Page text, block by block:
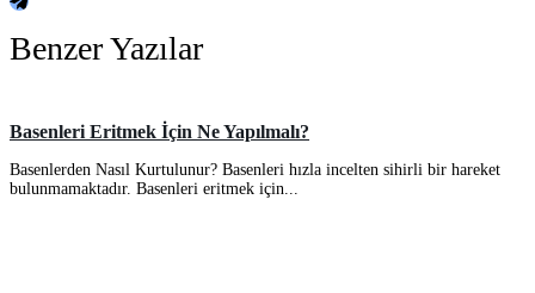
Benzer Yazılar
Basenleri Eritmek İçin Ne Yapılmalı?
Basenlerden Nasıl Kurtulunur? Basenleri hızla incelten sihirli bir hareket
bulunmamaktadır. Basenleri eritmek için...